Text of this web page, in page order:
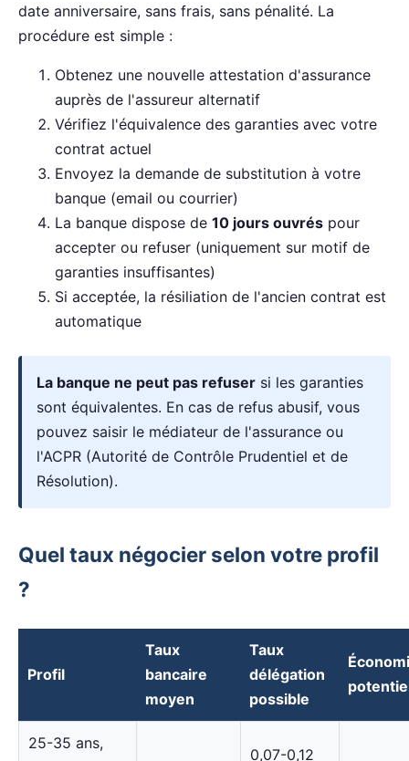
date anniversaire, sans frais, sans pénalité. La
procédure est simple :
Obtenez une nouvelle attestation d'assurance
auprès de l'assureur alternatif
Vérifiez l'équivalence des garanties avec votre
contrat actuel
Envoyez la demande de substitution à votre
banque (email ou courrier)
La banque dispose de 10 jours ouvrés pour
accepter ou refuser (uniquement sur motif de
garanties insuffisantes)
Si acceptée, la résiliation de l'ancien contrat est
automatique
La banque ne peut pas refuser si les garanties
sont équivalentes. En cas de refus abusif, vous
pouvez saisir le médiateur de l'assurance ou
l'ACPR (Autorité de Contrôle Prudentiel et de
Résolution).
Quel taux négocier selon votre profil
?
Profil
Taux
bancaire
moyen
Taux
délégation
possible
25-35 ans,
0,07-0,12